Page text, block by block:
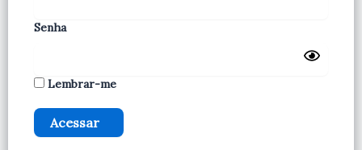
Senha
Lembrar-me